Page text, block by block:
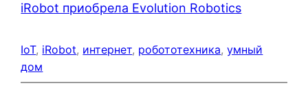
iRobot приобрела Evolution Robotics
IoT, iRobot, интернет, робототехника, умный
дом